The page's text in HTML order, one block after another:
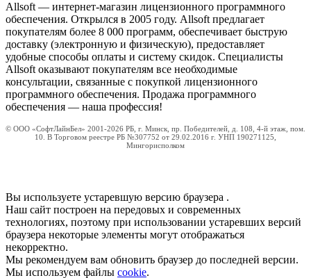
Allsoft — интернет-магазин лицензионного программного
обеспечения. Открылся в 2005 году. Allsoft предлагает
покупателям более 8 000 программ, обеспечивает быструю
доставку (электронную и физическую), предоставляет
удобные способы оплаты и систему скидок. Специалисты
Allsoft оказывают покупателям все необходимые
консультации, связанные с покупкой лицензионного
программного обеспечения. Продажа программного
обеспечения — наша профессия!
© ООО «СофтЛайнБел» 2001-2026 РБ, г. Минск, пр. Победителей, д. 108, 4-й этаж, пом.
10. В Торговом реестре РБ №307752 от 29.02.2016 г. УНП 190271125,
Мингорисполком
Вы используете устаревшую версию браузера .
Наш сайт построен на передовых и современных
технологиях, поэтому при использовании устаревших версий
браузера некоторые элементы могут отображаться
некорректно.
Мы рекомендуем вам обновить браузер до последней версии.
Мы используем файлы cookie.